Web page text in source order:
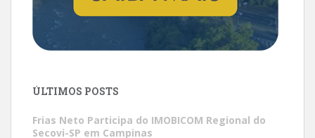
ÚLTIMOS POSTS
Frias Neto Participa do IMOBICOM Regional do
Secovi-SP em Campinas